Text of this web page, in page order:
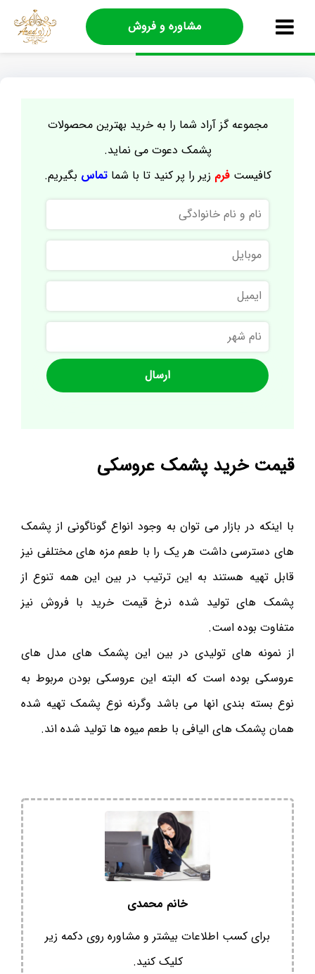
مشاوره و فروش
مجموعه گز آراد شما را به خرید بهترین محصولات
پشمک دعوت می نماید.
کافیستفرم زیر را پر کنید تا با شماتماس بگیریم.
نام
و
نام
خانوادگی
موبایل
ایمیل
نام
شهر
قیمت خرید پشمک عروسکی
با اینکه در بازار می توان به وجود انواع گوناگونی از پشمک
های دسترسی داشت هر یک را با طعم مزه های مختلفی نیز
قابل تهیه هستند به این ترتیب در بین این همه تنوع از
پشمک های تولید شده نرخ قیمت خرید با فروش نیز
متفاوت بوده است.
از نمونه های تولیدی در بین این پشمک های مدل های
عروسکی بوده است که البته این عروسکی بودن مربوط به
نوع بسته بندی انها می باشد وگرنه نوع پشمک تهیه شده
همان پشمک های الیافی با طعم میوه ها تولید شده اند.
خانم محمدی
برای کسب اطلاعات بیشتر و مشاوره روی دکمه زیر
کلیک کنید.